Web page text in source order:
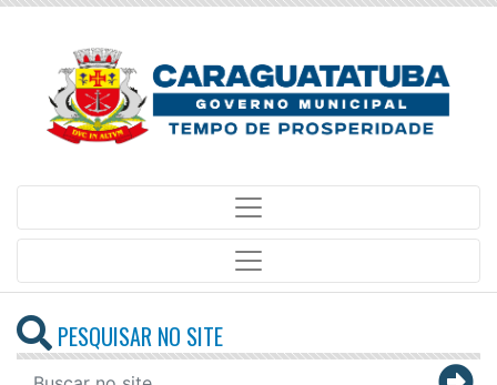
PESQUISAR NO SITE